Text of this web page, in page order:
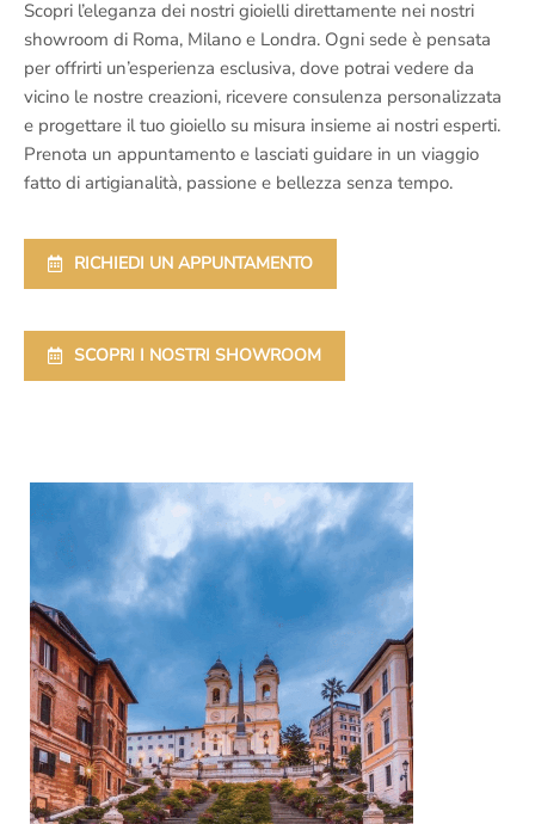
Scopri l’eleganza dei nostri gioielli direttamente nei nostri
showroom di Roma, Milano e Londra. Ogni sede è pensata
per offrirti un’esperienza esclusiva, dove potrai vedere da
vicino le nostre creazioni, ricevere consulenza personalizzata
e progettare il tuo gioiello su misura insieme ai nostri esperti.
Prenota un appuntamento e lasciati guidare in un viaggio
fatto di artigianalità, passione e bellezza senza tempo.
RICHIEDI UN APPUNTAMENTO
SCOPRI I NOSTRI SHOWROOM